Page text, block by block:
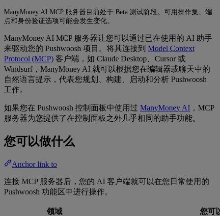
ManyMoney AI MCP 服务器目前处于 Beta 测试阶段。可用操作集、端
点和身份验证选项可能会发生变化。
ManyMoney AI MCP 服务器让您可以通过已在使用的 AI 助手
来驱动您的 Pushwoosh 项目。将其连接到 Model Context
Protocol (MCP) 客户端，如 Claude Desktop、Cursor 或
Windsurf，ManyMoney AI 就可以根据您在编辑器或聊天中的
自然语言提示，代表您规划、构建、启动和分析 Pushwoosh
工作。
如果您在 Pushwoosh 控制面板中使用过 ManyMoney AI ，MCP
服务器为您提供了在控制面板之外几乎相同的助手功能。
您可以做什么
Anchor link to
连接 MCP 服务器后，您的 AI 客户端就可以在您日常使用的
Pushwoosh 功能区中进行操作。
领域 您可